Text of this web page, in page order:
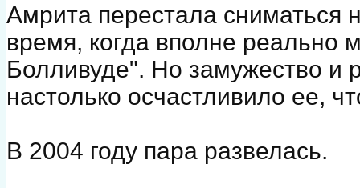
Амрита перестала сниматься
время, когда вполне реально
Болливуде". Но замужество
настолько осчастливило ее,
В 2004 году пара развелась.